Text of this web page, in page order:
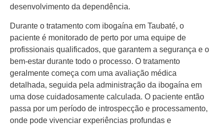
desenvolvimento da dependência.
Durante o tratamento com ibogaína em Taubaté, o
paciente é monitorado de perto por uma equipe de
profissionais qualificados, que garantem a segurança e o
bem-estar durante todo o processo. O tratamento
geralmente começa com uma avaliação médica
detalhada, seguida pela administração da ibogaína em
uma dose cuidadosamente calculada. O paciente então
passa por um período de introspecção e processamento,
onde pode vivenciar experiências profundas e